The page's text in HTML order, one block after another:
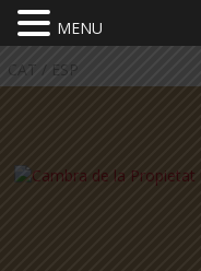
CAT / ESP
MENU